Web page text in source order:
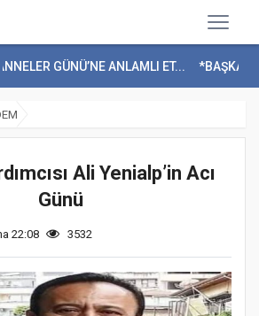
GÜNÜ’NE ANLAMLI ET... *BAŞKAN
Ali Yenialp’in Acı
Günü
22:08 3532